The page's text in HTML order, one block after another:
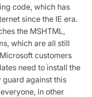
code, which has
since the IE era.
the MSHTML,
which are all still
customers
need to install the
guard against this
in other